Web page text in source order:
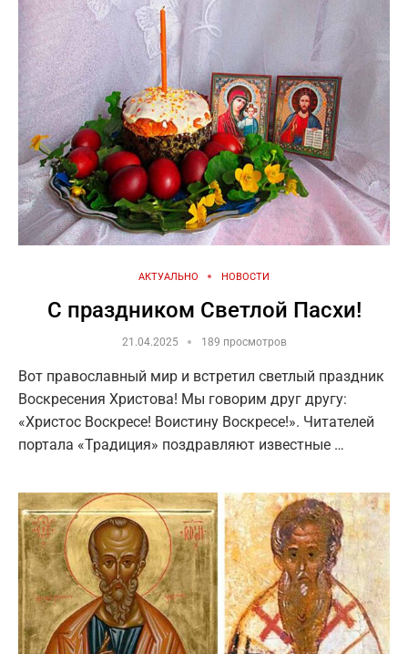
АКТУАЛЬНО НОВОСТИ
С праздником Светлой Пасхи!
21.04.2025 189 просмотров
Вот православный мир и встретил светлый праздник
Воскресения Христова! Мы говорим друг другу:
«Христос Воскресе! Воистину Воскресе!». Читателей
портала «Традиция» поздравляют известные …